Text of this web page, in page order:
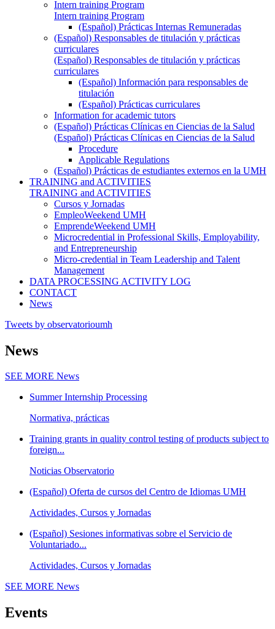
Intern training Program
Intern training Program
(Español) Prácticas Internas Remuneradas
(Español) Responsables de titulación y prácticas
curriculares
(Español) Responsables de titulación y prácticas
curriculares
(Español) Información para responsables de
titulación
(Español) Prácticas curriculares
Information for academic tutors
(Español) Prácticas Clínicas en Ciencias de la Salud
(Español) Prácticas Clínicas en Ciencias de la Salud
Procedure
Applicable Regulations
(Español) Prácticas de estudiantes externos en la UMH
TRAINING and ACTIVITIES
TRAINING and ACTIVITIES
Cursos y Jornadas
EmpleoWeekend UMH
EmprendeWeekend UMH
Microcredential in Professional Skills, Employability,
and Entrepreneurship
Micro-credential in Team Leadership and Talent
Management
DATA PROCESSING ACTIVITY LOG
CONTACT
News
Tweets by observatorioumh
News
SEE MORE News
Summer Internship Processing
Normativa, prácticas
Training grants in quality control testing of products subject to
foreign...
Noticias Observatorio
(Español) Oferta de cursos del Centro de Idiomas UMH
Actividades, Cursos y Jornadas
(Español) Sesiones informativas sobre el Servicio de
Voluntariado...
Actividades, Cursos y Jornadas
SEE MORE News
Events